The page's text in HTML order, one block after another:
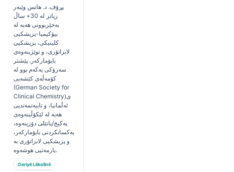
پڕۆف. د. هانس وێبەر
زیاتر لە 30+ ساڵ
بەخێربوونی هەیە لە
بیۆکیمیا-پزیشکیی
کلینیکی، پزیشکیی
لابراتۆری، و توێژینەوەی
بایۆمارکەر. پێشتر
سەرۆکی یەکەم بوو لە
کۆمەڵەی کێشەیی
(German Society for
Clinical Chemistry)ی
ئەڵمانیا، و تایبەتمەندیی
هەیە لە لێکۆڵینەوەی
پەکیج/پانێلی دۆزینەوە،
یەکسانکردنی بایۆمارکەر،
و پزیشکیی لابراتۆری بە
یارمەتیی هوشەوە.
Deriyê Lêkolînê